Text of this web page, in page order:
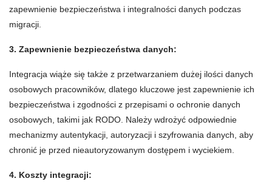
zapewnienie bezpieczeństwa i integralności danych podczas
migracji.
3. Zapewnienie bezpieczeństwa danych:
Integracja wiąże się także z przetwarzaniem dużej ilości danych
osobowych pracowników, dlatego kluczowe jest zapewnienie ich
bezpieczeństwa i zgodności z przepisami o ochronie danych
osobowych, takimi jak RODO. Należy wdrożyć odpowiednie
mechanizmy autentykacji, autoryzacji i szyfrowania danych, aby
chronić je przed nieautoryzowanym dostępem i wyciekiem.
4. Koszty integracji: